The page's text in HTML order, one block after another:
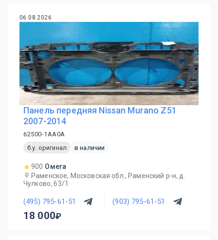
06.08.2026
Панель передняя Nissan Murano Z51
2007-2014
62500-1AA0A
б.у. оригинал
в наличии
900 Омега
Раменское, Московская обл., Раменский р-н, д.
Чулково, 63/1
(495) 795-61-51 (903) 795-61-51
18 000